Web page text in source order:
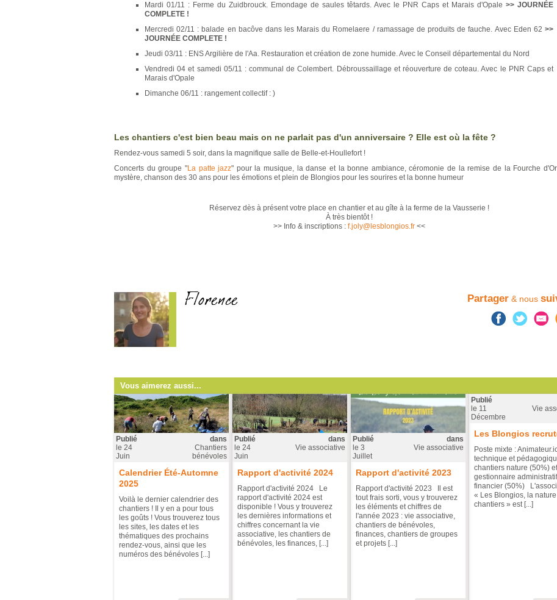
Mardi 01/11 : Ferme du Zuidbrouck. Emondage de saules têtards. Avec le PNR Caps et Marais d'Opale >> JOURNÉE
COMPLETE !
Mercredi 02/11 : balade en bacôve dans les Marais du Romelaere / ramassage de produits de fauche. Avec Eden 62 >>
JOURNÉE COMPLETE !
Jeudi 03/11 : ENS Argilière de l'Aa. Restauration et création de zone humide. Avec le Conseil départemental du Nord
Vendredi 04 et samedi 05/11 : communal de Colembert. Débroussaillage et réouverture de coteau. Avec le PNR Caps et
Marais d'Opale
Dimanche 06/11 : rangement collectif : )
Les chantiers c'est bien beau mais on ne parlait pas d'un anniversaire ? Elle est où la fête ?
Rendez-vous samedi 5 soir, dans la magnifique salle de Belle-et-Houllefort !
Concerts du groupe "La patte jazz" pour la musique, la danse et la bonne ambiance, céromonie de la remise de la Fourche
mystère, chanson des 30 ans pour les émotions et plein de Blongios pour les sourires et la bonne humeur
Réservez dès à présent votre place en chantier et au gîte à la ferme de la Vausserie !
À très bientôt !
>> Info & inscriptions : f.joly@lesblongios.fr<<
Florence Partager & nous
Vous aimerez aussi...
Publié
le 24
Juin
dans
Chantiers
bénévoles
Calendrier Été-Automne
2025
Voilà le dernier calendrier des
chantiers ! Il y en a pour tous
les goûts ! Vous trouverez tous
les sites, les dates et les
thématiques des prochains
rendez-vous, ainsi que les
numéros des bénévoles [...]
Publié
le 24
Juin
dans
Vie associative
Rapport d'activité 2024
Rapport d'activité 2024 Le
rapport d'activité 2024 est
disponible ! Vous y trouverez
les dernières informations et
chiffres concernant la vie
associative, les chantiers de
bénévoles, les finances, [...]
Publié
le 3
Juillet
dans
Vie associative
Rapport d'activité 2023
Rapport d'activité 2023 Il est
tout frais sorti, vous y trouverez
les éléments et chiffres de
l'année 2023 : vie associative,
chantiers de bénévoles,
finances, chantiers de groupes
et projets [...]
Publié
le 11
Décembre
Vie
Les Blongios
Poste mixte :
technique et
chantiers nature (50%)
gestionnaire
financier (50%)
« Les Blongios, la
chantiers » est [...]